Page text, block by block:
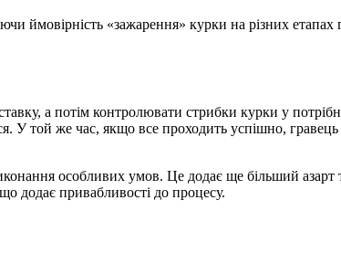
ймовірність «зажарення» курки на різних
а потім контролювати стрибки курки у
У той же час, якщо все проходить успішно,
особливих умов. Це додає ще більший
додає привабливості до процесу.